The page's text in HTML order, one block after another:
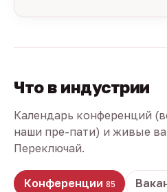
Что в индустрии
Календарь конференций
наши пре-пати) и живые
Переключай.
Конференции 85